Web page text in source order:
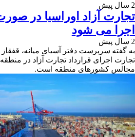
2 سال پیش
تجارت آزاد اوراسیا در
اجرا می شود
2 سال پیش
به گفته سرپرست دفتر آسیای میانه،
تجارت اجرای قرارداد تجارت آزاد در
مجالس کشورهای منطقه است.